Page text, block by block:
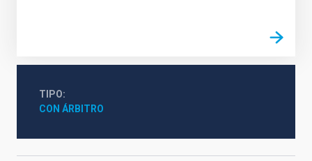
TIPO
CON ÁRBITRO